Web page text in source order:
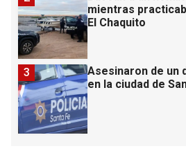
mientras
El Chaquito
Asesinaron de un
en la ciudad de
3